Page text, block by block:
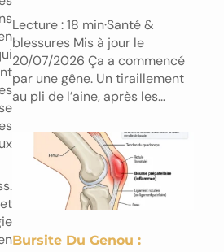
Lecture : 18 min·Santé &
blessures Mis à jour le
20/07/2026 Ça a commencé
par une gêne. Un tiraillement
au pli de l’aine, après les…
Bursite Du Genou :